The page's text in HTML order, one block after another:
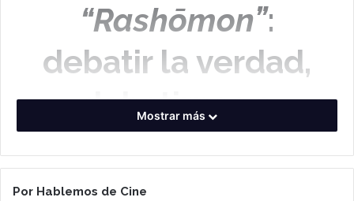
“Rashōmon”:
debatir la verdad,
debatirnos a
nosotros mismos
Mostrar más
Por Hablemos de Cine